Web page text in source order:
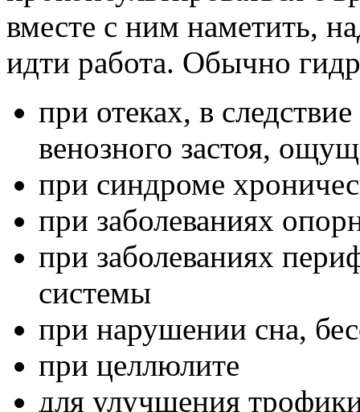
вместе с ним наметить,
идти работа. Обычно
при отеках, в
венозного застоя,
при синдроме
при заболеваниях
при заболеваниях
системы
при нарушении сна,
при целлюлите
для улучшения